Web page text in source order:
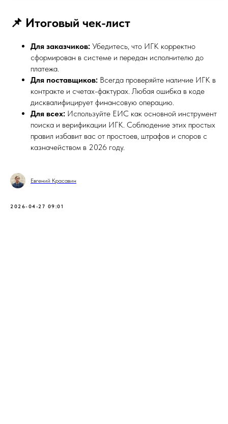
📌 Итоговый чек-лист
Для заказчиков: Убедитесь, что ИГК корректно
сформирован в системе и передан исполнителю до
платежа.
Для поставщиков: Всегда проверяйте наличие ИГК в
контракте и счетах-фактурах. Любая ошибка в коде
дисквалифицирует финансовую операцию.
Для всех: Используйте ЕИС как основной инструмент
поиска и верификации ИГК. Соблюдение этих простых
правил избавит вас от простоев, штрафов и споров с
казначейством в 2026 году.
Евгений Красавин
2026-04-27 09:01